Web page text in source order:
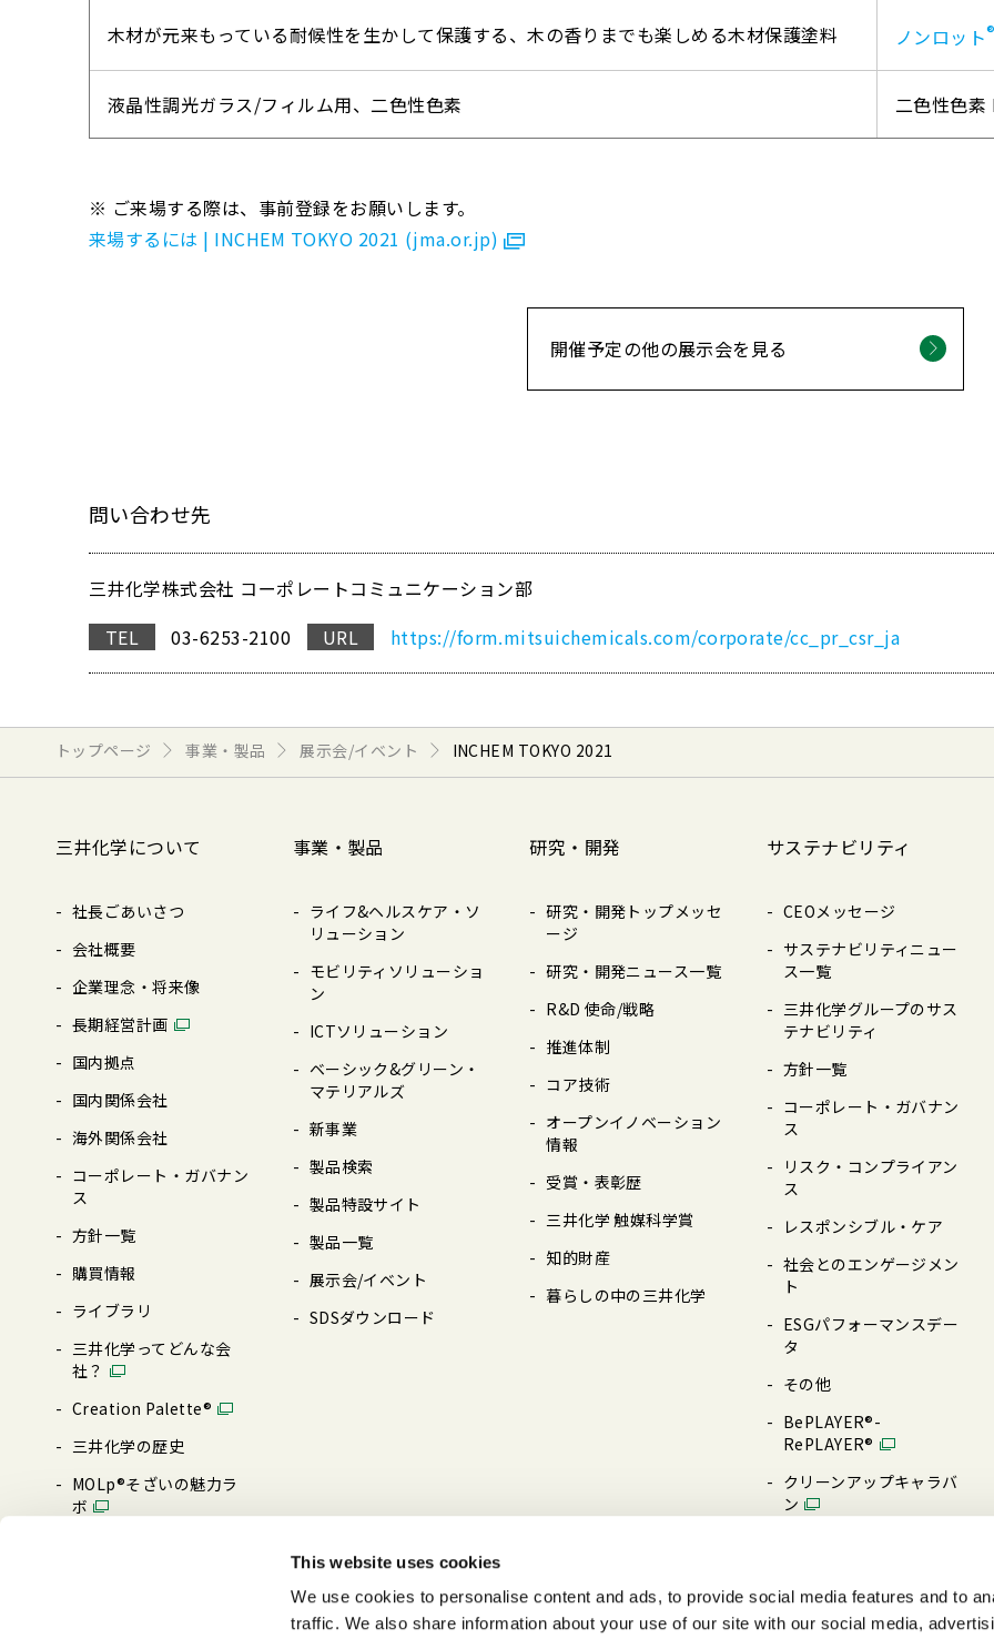
This website uses cookies
We use cookies to personalise content and ads, to provide social media features and to
traffic. We also share information about your use of our site with our social media,
木材が元来もっている耐候性を生かして保護する、木の香りまでも楽しめる木材保護塗料 ノンロット
液晶性調光ガラス/フィルム用、二色性色素 二色性色
※ ご来場する際は、事前登録をお願いします。
来場するには | INCHEM TOKYO 2021 (jma.or.jp)
開催予定の他の展示会を見る
問い合わせ先
三井化学株式会社 コーポレートコミュニケーション部
TEL
03-6253-2100 URL https://form.mitsuichemicals.com/corporate/cc_pr_csr_ja
トップページ 事業・製品 展示会/イベント INCHEM TOKYO 2021
三井化学について
社長ごあいさつ
会社概要
企業理念・将来像
⻑期経営計画
国内拠点
国内関係会社
海外関係会社
コーポレート・ガバナン
ス
⽅針⼀覧
購買情報
ライブラリ
三井化学ってどんな会
社？
Creation Palette®︎
三井化学の歴史
MOLp®そざいの魅⼒ラ
ボ
事業・製品
ライフ&ヘルスケア・ソ
リューション
モビリティソリューショ
ン
ICTソリューション
ベーシック&グリーン・
マテリアルズ
新事業
製品検索
製品特設サイト
製品⼀覧
展⽰会/イベント
SDSダウンロード
研究・開発
研究・開発トップメッセ
ージ
研究・開発ニュース⼀覧
R&D 使命/戦略
推進体制
コア技術
オープンイノベーション
情報
受賞・表彰歴
三井化学 触媒科学賞
知的財産
暮らしの中の三井化学
サステナビリティ
CEOメッセージ
サステナビリティニュー
ス⼀覧
三井化学グループのサス
テナビリティ
⽅針⼀覧
コーポレート・ガバナン
ス
リスク・コンプライアン
ス
レスポンシブル・ケア
社会とのエンゲージメン
ト
ESGパフォーマンスデー
タ
その他
BePLAYER®-
RePLAYER®
クリーンアップキャラバ
ン